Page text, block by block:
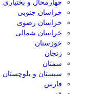
چهارمحال و بختیاری
خراسان جنوبی
خراسان رضوی
خراسان شمالی
خوزستان
زنجان
سمنان
سیستان و بلوچستان
فارس